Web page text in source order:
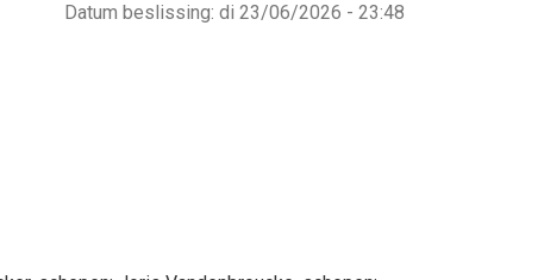
Datum beslissing: di 23/06/2026 - 23:48